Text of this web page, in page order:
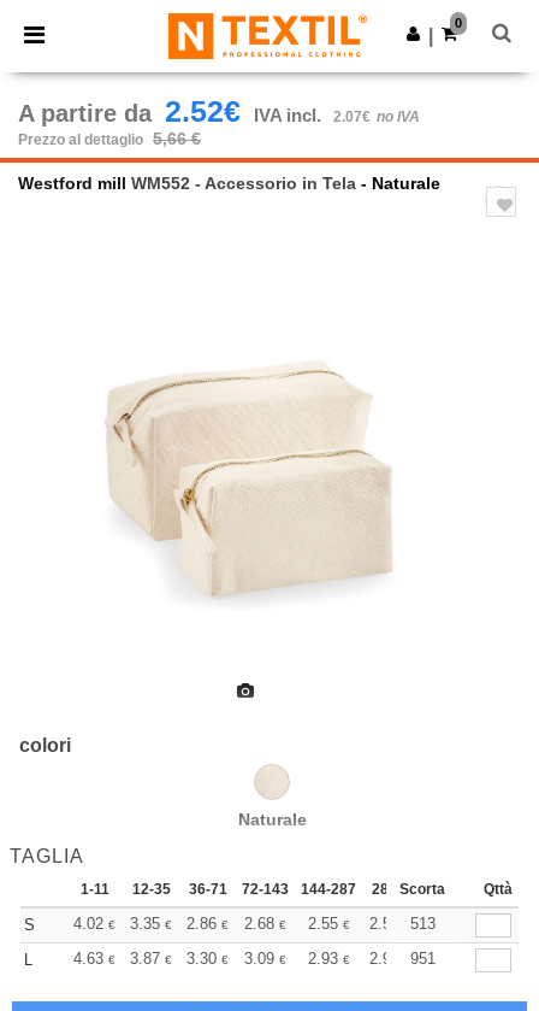
× App Ntextil
Prezzi migliori sull'app!
Scarica app
0
A partire da 2.52€ IVA incl. 2.07€ no IVA
Prezzo al dettaglio 5,66 €
Westford mill WM552 - Accessorio in Tela - Naturale
colori
Naturale
TAGLIA
1-11 12-35 36-71 72-143 144-287 288 + Altri
Scorta Qttà
S 4.02 € 3.35 € 2.86 € 2.68 € 2.55 € 2.52 €513
L
4.63 € 3.87 € 3.30 € 3.09 € 2.93 € 2.91 €951